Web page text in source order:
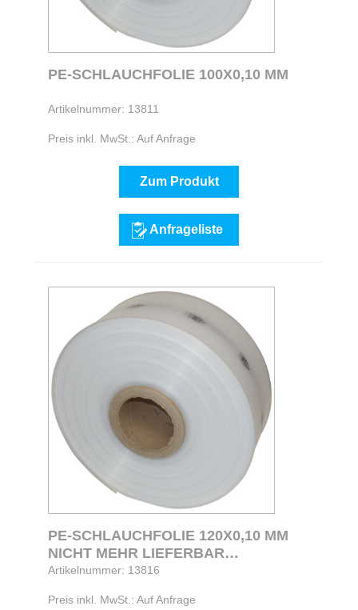
PE-SCHLAUCHFOLIE 100X0,10 MM
Artikelnummer: 13811
Preis inkl. MwSt.: Auf Anfrage
Zum Produkt
Anfrageliste
PE-SCHLAUCHFOLIE 120X0,10 MM
NICHT MEHR LIEFERBAR
ALTERNATIV MIT 250M ART.NR. 13776
Artikelnummer: 13816
Preis inkl. MwSt.: Auf Anfrage